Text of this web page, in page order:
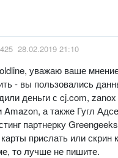
425 28.02.2019 21:10
уважаю ваше
- вы пользовались
деньги с cj.com, zanox
а также Гугл
партнерку
прислать или скрин
то лучше не пишите.